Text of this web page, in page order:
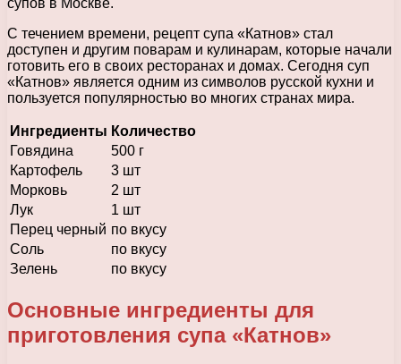
супов в Москве.
С течением времени, рецепт супа «Катнов» стал
доступен и другим поварам и кулинарам, которые начали
готовить его в своих ресторанах и домах. Сегодня суп
«Катнов» является одним из символов русской кухни и
пользуется популярностью во многих странах мира.
Ингредиенты Количество
Говядина
500 г
Картофель
3 шт
Морковь
2 шт
Лук
1 шт
Перец черный по вкусу
Соль
по вкусу
Зелень
по вкусу
Основные ингредиенты для
приготовления супа «Катнов»